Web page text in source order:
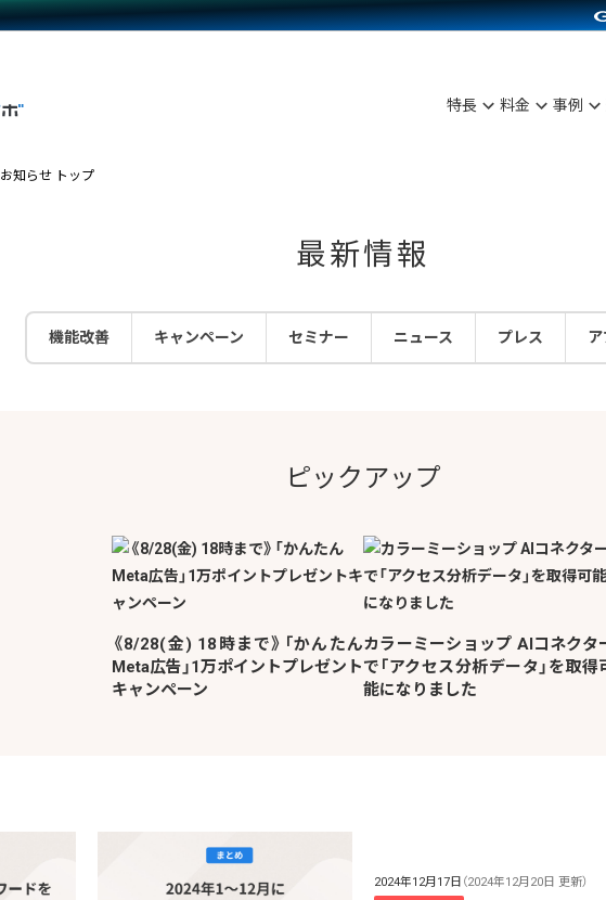
特長 料金 事例
越境EC（海外販売）
売上につながる集客
複数店舗との連携
雑貨販売
料金シミュレーション
開発・API連携代行
お知らせ トップ
最新情報
機能改善 キャンペーン セミナー ニュース プレス
ピックアップ
《8/28(金) 18時まで》「かんたん
Meta広告」1万ポイントプレゼント
キャンペーン
カラーミーショップ AIコネクタ
で「アクセス分析データ」を取得
能になりました
2024年12月17日 （2024年12月20日 更新）